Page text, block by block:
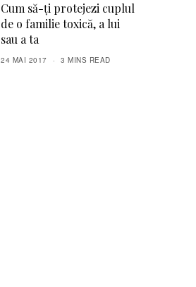
Cum să-ți protejezi cuplul
de o familie toxică, a lui
sau a ta
24 MAI 2017 3 MINS READ